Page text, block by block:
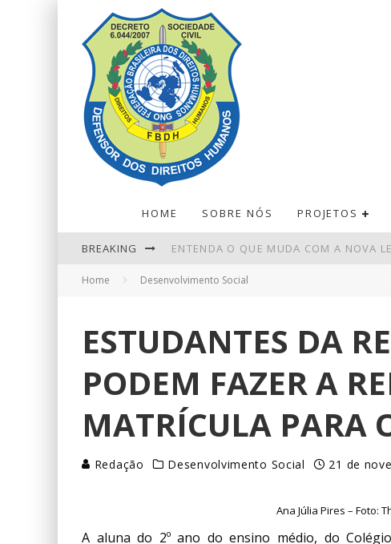
HOME SOBRE NÓS PROJETOS
BREAKING ENTENDA O QUE MUDA COM A NOVA
REDUÇÃO DA TAXA DE JUROS AINDA É
LEILÕES DE PETRÓLEO EM OUTUBRO
Home Desenvolvimento Social
ESTUDANTES DA
PODEM FAZER A
MATRÍCULA PARA
Redação Desenvolvimento Social 21 de
Ana Júlia Pires – Foto:
A aluna do 2º ano do ensino médio, do